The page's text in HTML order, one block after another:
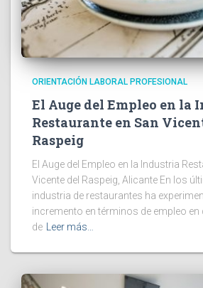
ORIENTACIÓN LABORAL PROFESIONAL
El Auge del Empleo en la
Restaurante en San
Raspeig
El Auge del Empleo en la Industria
Vicente del Raspeig, Alicante En los
industria de restaurantes ha
incremento en términos de empleo
de Leer más…